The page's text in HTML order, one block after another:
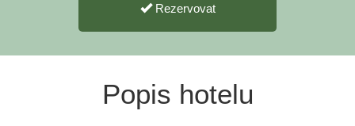
Rezervovat
Popis hotelu